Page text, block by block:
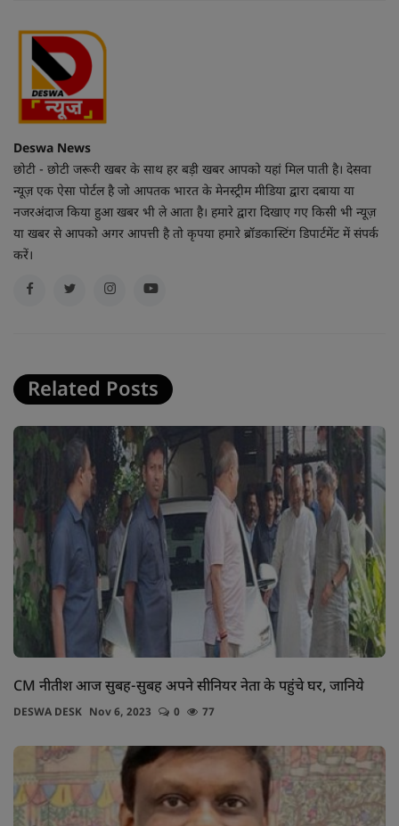
Deswa News
छोटी - छोटी जरूरी खबर के साथ हर बड़ी खबर आपको यहां मिल पाती है। देसवा
न्यूज़ एक ऐसा पोर्टल है जो आपतक भारत के मेनस्ट्रीम मीडिया द्वारा दबाया या
नजरअंदाज किया हुआ खबर भी ले आता है। हमारे द्वारा दिखाए गए किसी भी न्यूज़
या खबर से आपको अगर आपत्ती है तो कृपया हमारे ब्रॉडकास्टिंग डिपार्टमेंट में संपर्क
करें।
Related Posts
CM नीतीश आज सुबह-सुबह अपने सीनियर नेता के पहुंचे घर, जानिये
DESWA DESK Nov 6, 2023 0 77